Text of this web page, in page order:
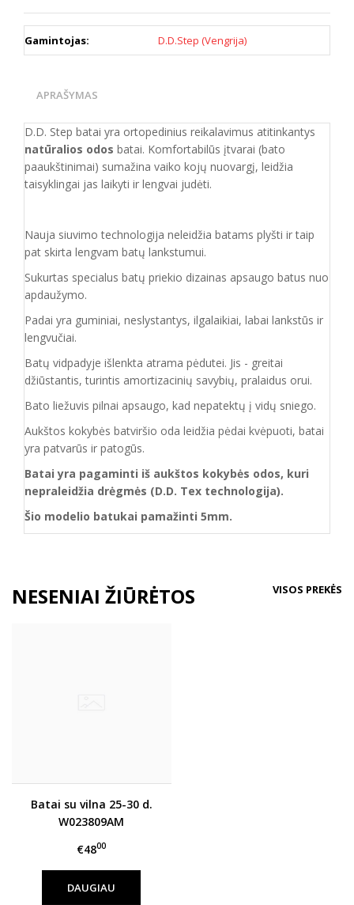
Gamintojas: D.D.Step (Vengrija)
APRAŠYMAS
D.D. Step batai yra ortopedinius reikalavimus atitinkantys
natūralios odos batai. Komfortabilūs įtvarai (bato
paaukštinimai) sumažina vaiko kojų nuovargį, leidžia
taisyklingai jas laikyti ir lengvai judėti.
Nauja siuvimo technologija neleidžia batams plyšti ir taip
pat skirta lengvam batų lankstumui.
Sukurtas specialus batų priekio dizainas apsaugo batus nuo
apdaužymo.
Padai yra guminiai, neslystantys, ilgalaikiai, labai lankstūs ir
lengvučiai.
Batų vidpadyje išlenkta atrama pėdutei. Jis - greitai
džiūstantis, turintis amortizacinių savybių, pralaidus orui.
Bato liežuvis pilnai apsaugo, kad nepatektų į vidų sniego.
Aukštos kokybės batviršio oda leidžia pėdai kvėpuoti, batai
yra patvarūs ir patogūs.
Batai yra pagaminti iš aukštos kokybės odos, kuri
nepraleidžia drėgmės (D.D. Tex technologija).
Šio modelio batukai pamažinti 5mm.
NESENIAI ŽIŪRĖTOS VISOS PREKĖS
Batai su vilna 25-30 d.
W023809AM
€4800
DAUGIAU